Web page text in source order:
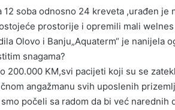
soba odnosno 24 kreveta ,urađen je
prostorije i opremili mali welnes
Olovo i Banju„Aquaterm“ je nanijela
snagama?
200.000 KM,svi pacijeti koji su se
angažmanu svih uposlenih
počeli sa radom da bi već narednih